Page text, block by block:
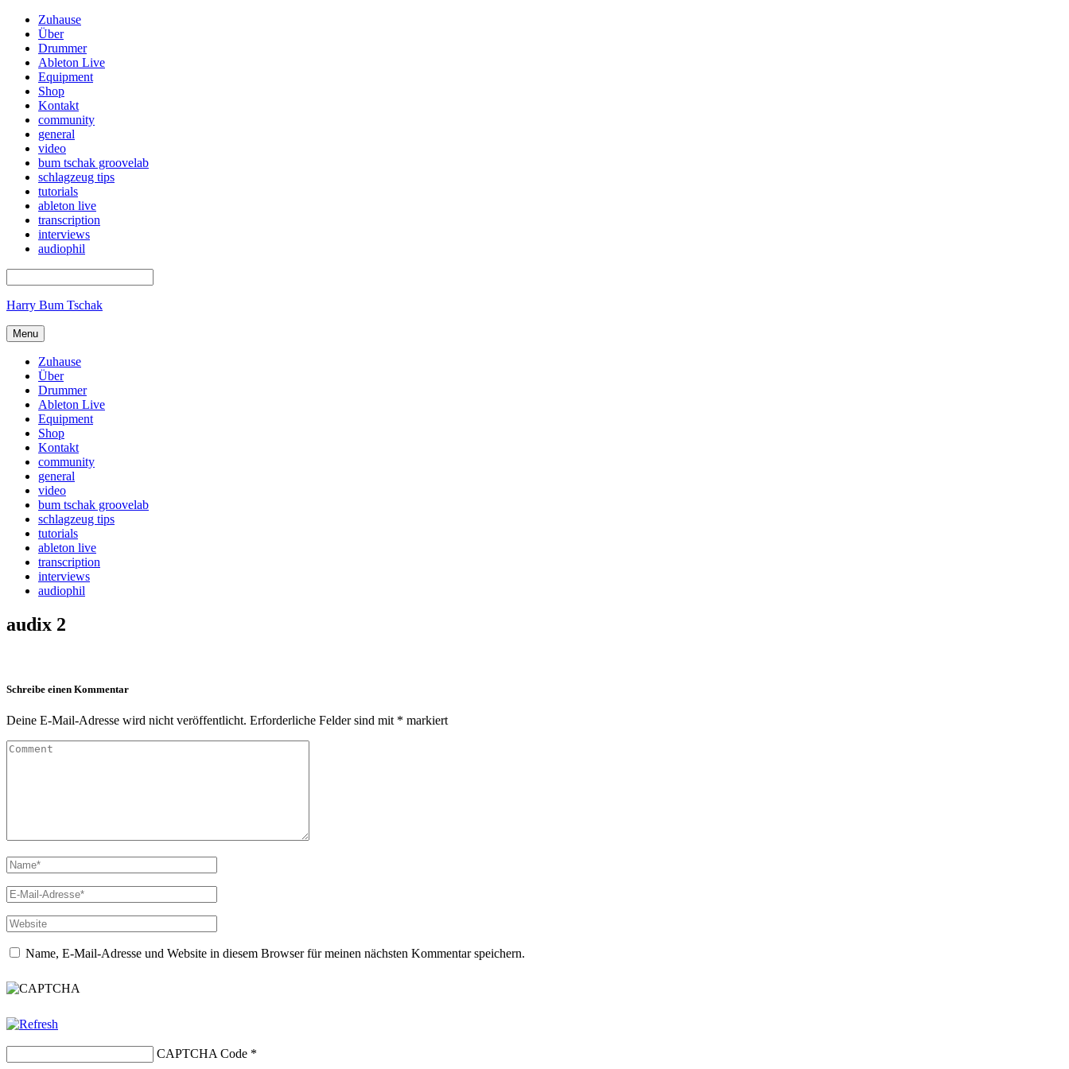
Zuhause
Über
Drummer
Ableton Live
Equipment
Shop
Kontakt
community
general
video
bum tschak groovelab
schlagzeug tips
tutorials
ableton live
transcription
interviews
audiophil
Harry Bum Tschak
Menu
Zuhause
Über
Drummer
Ableton Live
Equipment
Shop
Kontakt
community
general
video
bum tschak groovelab
schlagzeug tips
tutorials
ableton live
transcription
interviews
audiophil
audix 2
Schreibe einen Kommentar
Deine E-Mail-Adresse wird nicht veröffentlicht. Erforderliche Felder sind mit * markiert
Name, E-Mail-Adresse und Website in diesem Browser für meinen nächsten Kommentar speichern.
CAPTCHA Code *